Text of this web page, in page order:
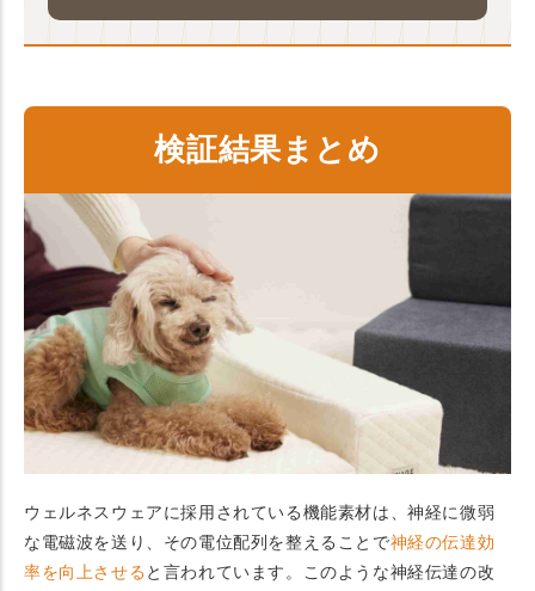
検証結果まとめ
ウェルネスウェアに採用されている機能素材は、神経に微弱
な電磁波を送り、その電位配列を整えることで神経の伝達効
率を向上させると言われています。このような神経伝達の改